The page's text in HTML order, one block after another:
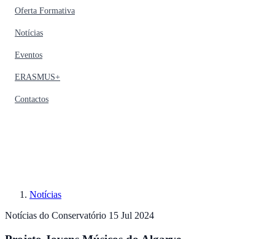
Oferta Formativa
Notícias
Eventos
ERASMUS+
Contactos
Notícias
Notícias do Conservatório 15 Jul 2024